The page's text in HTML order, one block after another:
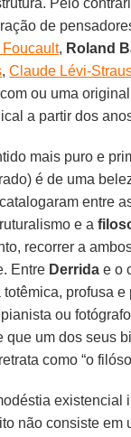
Pelo
de
Foucault, Roland
,Claude Lévi-
ou uma
a partir dos
mais puro e
é de uma
entre
e a
recorrer a
Entre Derrida e o
profusa e
ou
que um dos seus
como “o
existencial
não consiste em